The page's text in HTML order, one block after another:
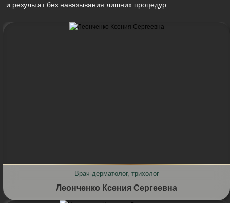
и результат без навязывания лишних процедур.
Врач-дерматолог, трихолог
Леонченко Ксения Сергеевна